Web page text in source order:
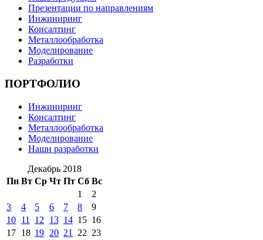
Презентации по направлениям
Инжиниринг
Консалтинг
Металлообработка
Моделирование
Разработки
ПОРТФОЛИО
Инжиниринг
Консалтинг
Металлообработка
Моделирование
Наши разработки
Декабрь 2018
Пн Вт Ср Чт Пт Сб Вс
1
2
3
4 5 6 7 8
9
10 11 12 13 14 15 16
17 18 19 20 21 22 23